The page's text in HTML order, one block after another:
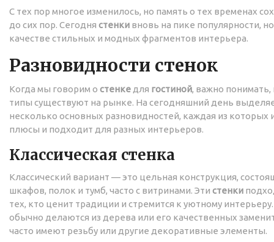
С тех пор многое изменилось, но память о тех временах
до сих пор. Сегодня стенки вновь на пике популярности,
качестве стильных и модных фрагментов интерьера.
Разновидности стенок
Когда мы говорим о стенке для гостиной, важно понимать,
типы существуют на рынке. На сегодняшний день
несколько основных разновидностей, каждая из которых
плюсы и подходит для разных интерьеров.
Классическая стенка
Классический вариант — это цельная конструкция,
шкафов, полок и тумб, часто с витринами. Эти стенки
тех, кто ценит традиции и стремится к уютному
обычно делаются из дерева или его качественных
часто имеют резьбу или другие декоративные элементы.